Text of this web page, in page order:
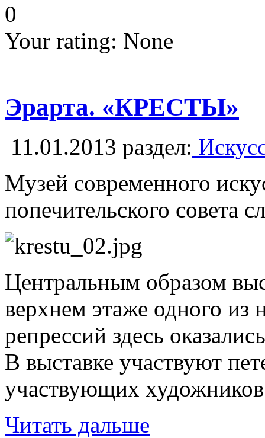
0
Your rating: None
Эрарта. «КРЕСТЫ»
11.01.2013 раздел:
Музей современного
попечительского совета
Центральным образом
верхнем этаже одного из
репрессий здесь
В выставке участвуют
участвующих
Читать дальше